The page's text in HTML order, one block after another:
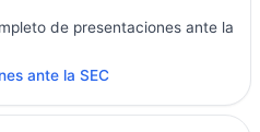
de presentaciones ante la
ante la SEC